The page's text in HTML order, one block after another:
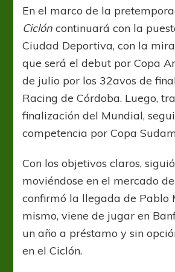
En el marco de la
Ciclón continuará con la
Ciudad Deportiva, con la
que será el debut por Copa
de julio por los 32avos de
Racing de Córdoba. Luego,
finalización del Mundial,
competencia por Copa
Con los objetivos claros,
moviéndose en el mercado
confirmó la llegada de Pablo
mismo, viene de jugar en
un año a préstamo y sin
en el Ciclón.